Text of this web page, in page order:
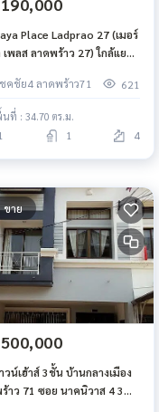
Place Ladprao 27 (เมอร์
เพลส ลาดพร้าว 27) ใกล้แยก
คชัย4 ลาดพร้าว71
621
ที่ : 34.70 ตร.ม.
1 4
ขาย
วน์เฮ้าส์ 3ชั้น บ้านกลางเมือง
าว 71 ซอย นาคนิวาส 4 3